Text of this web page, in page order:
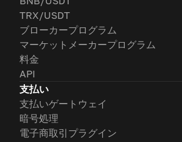
TRX/USDT
ブローカープログラム
マーケットメーカープログラム
料金
API
支払い
支払いゲートウェイ
暗号処理
電子商取引プラグイン